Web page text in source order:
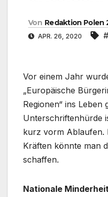
Von Redaktion Polen
APR. 26, 2020
Vor einem Jahr
„Europäische
Regionen“ ins Leben
Unterschriftenhürde
kurz vorm Ablaufen.
Kräften könnte man
schaffen.
Nationale